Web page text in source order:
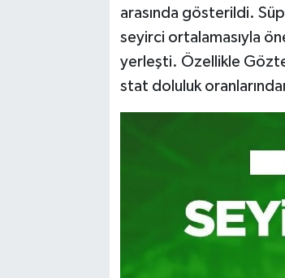
arasında gösterildi.
seyirci ortalamasıyla
yerleşti. Özellikle
stat doluluk